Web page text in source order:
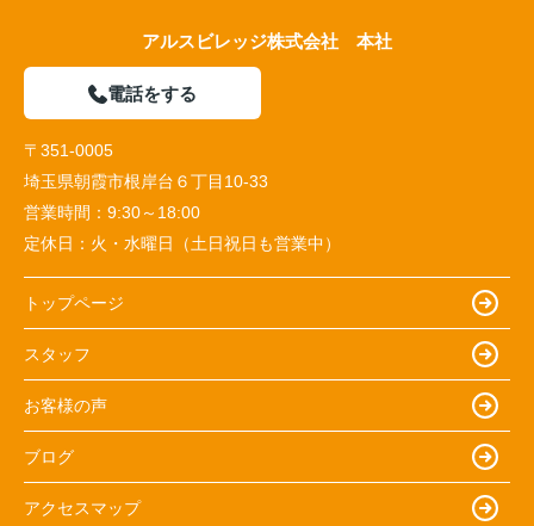
アルスビレッジ株式会社 本社
電話をする
〒351-0005
埼玉県朝霞市根岸台６丁目10-33
営業時間： 9:30～18:00
定休日： 火・水曜日（土日祝日も営業中）
トップページ
スタッフ
お客様の声
ブログ
アクセスマップ